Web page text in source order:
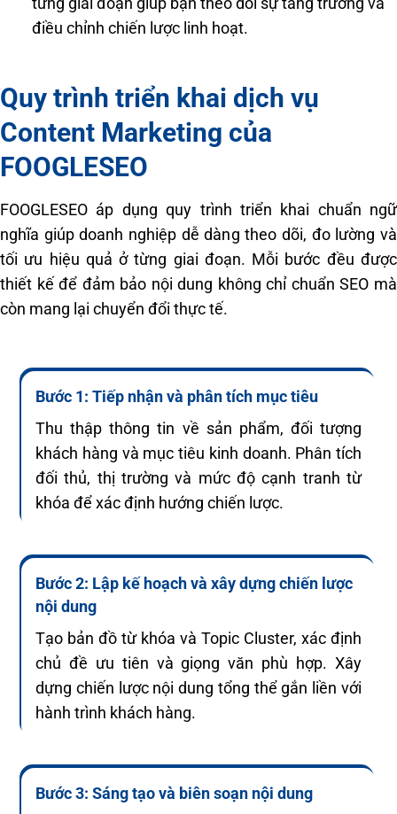
điều chỉnh chiến lược linh hoạt.
Quy trình triển khai dịch vụ
Content Marketing của
FOOGLESEO
FOOGLESEO áp dụng quy trình triển khai chuẩn ngữ
nghĩa giúp doanh nghiệp dễ dàng theo dõi, đo lường và
tối ưu hiệu quả ở từng giai đoạn. Mỗi bước đều được
thiết kế để đảm bảo nội dung không chỉ chuẩn SEO mà
còn mang lại chuyển đổi thực tế.
Bước 1: Tiếp nhận và phân tích mục tiêu
Thu thập thông tin về sản phẩm, đối tượng
khách hàng và mục tiêu kinh doanh. Phân tích
đối thủ, thị trường và mức độ cạnh tranh từ
khóa để xác định hướng chiến lược.
Bước 2: Lập kế hoạch và xây dựng chiến lược
nội dung
Tạo bản đồ từ khóa và Topic Cluster, xác định
chủ đề ưu tiên và giọng văn phù hợp. Xây
dựng chiến lược nội dung tổng thể gắn liền với
hành trình khách hàng.
Bước 3: Sáng tạo và biên soạn nội dung